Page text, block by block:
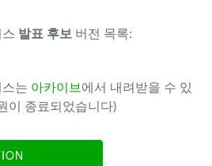
발표 후보 버전 목록:
는 아카이브 에서 내려받을 수 있
이 종료되었습니다)